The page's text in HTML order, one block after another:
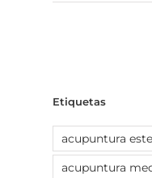
Etiquetas
acupuntura
acupuntura